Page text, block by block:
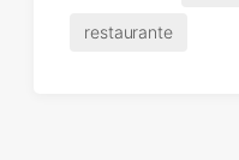
restaurante